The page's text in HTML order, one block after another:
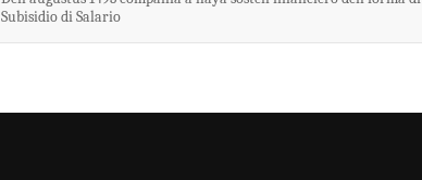
Subisidio di Salario